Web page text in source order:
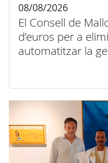
El Consell de
d’euros per a
automatitzar la
08/08/2026